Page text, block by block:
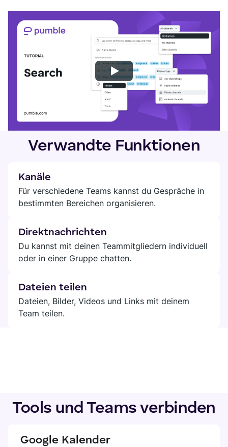
Verwandte Funktionen
Kanäle
Für verschiedene Teams kannst du Gespräche in
bestimmten Bereichen organisieren.
Direktnachrichten
Du kannst mit deinen Teammitgliedern individuell
oder in einer Gruppe chatten.
Dateien teilen
Dateien, Bilder, Videos und Links mit deinem
Team teilen.
Tools und Teams verbinden
Google Kalender